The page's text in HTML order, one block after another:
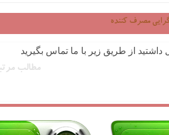
مصرف کننده
مطالب
از طریق زیر با ما تماس بگیرید